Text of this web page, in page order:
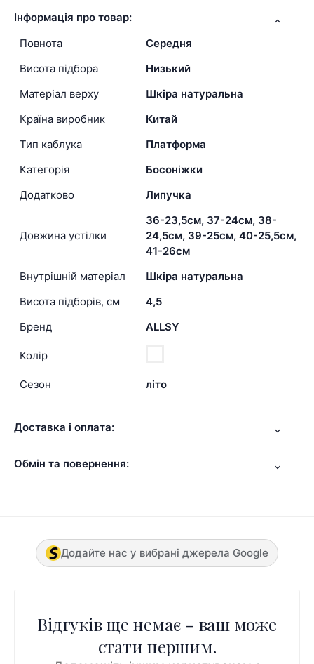
Інформація про товар:
Повнота
Середня
Висота підбора
Низький
Матеріал верху
Шкіра натуральна
Країна виробник
Китай
Тип каблука
Платформа
Категорія
Босоніжки
Додатково
Липучка
Довжина устілки
36-23,5см, 37-24см, 38-
24,5см, 39-25см, 40-25,5см,
41-26см
Внутрішній матеріал
Шкіра натуральна
Висота підборів, см
4,5
Бренд
ALLSY
Колір
Сезон літо
Доставка і оплата:
Обмін та повернення:
Додайте нас у вибрані джерела Google
Відгуків ще немає - ваш може
стати першим.